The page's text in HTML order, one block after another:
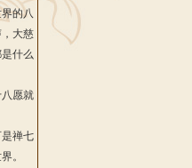
的八
大慈
什么
愿就
禅七
。